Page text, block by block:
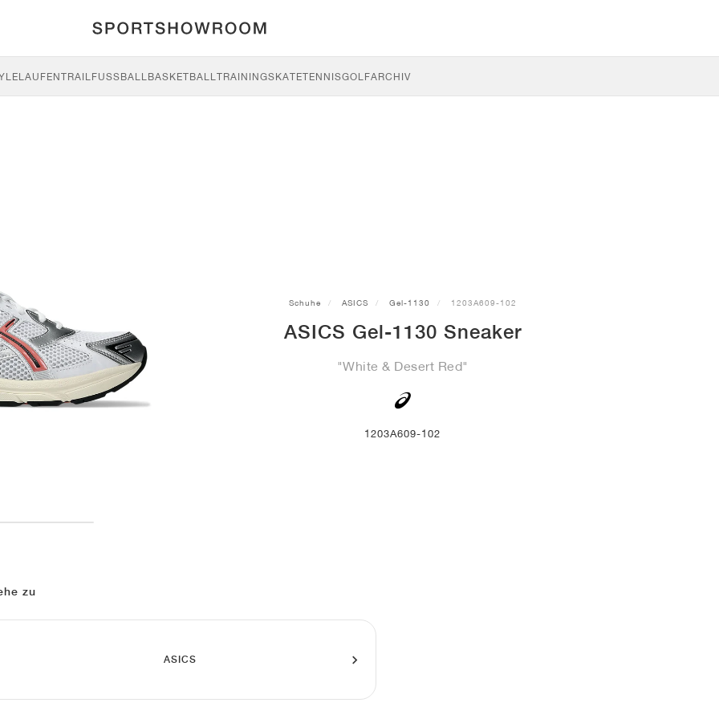
LAUFENTRAILFUSSBALL BASKETBALLTRAININGSKATETENNISGOLFARCHIV
Schuhe ASICS Gel-1130 1203A609-102
ASICS Gel-1130 Sneaker
"White & Desert Red"
1203A609-102
zu
ASICS